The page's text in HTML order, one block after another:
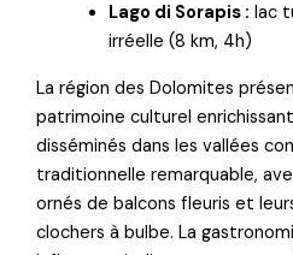
Lago di Sorapis : lac
irréelle (8 km, 4h)
La région des Dolomites
patrimoine culturel
disséminés dans les vallées
traditionnelle remarquable,
ornés de balcons fleuris et
clochers à bulbe. La